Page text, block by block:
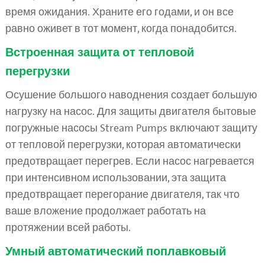
время ожидания. Храните его годами, и он все
равно оживет в тот момент, когда понадобится.
Встроенная защита от тепловой
перегрузки
Осушение большого наводнения создает большую
нагрузку на насос. Для защиты двигателя бытовые
погружные насосы Stream Pumps включают защиту
от тепловой перегрузки, которая автоматически
предотвращает перегрев. Если насос нагревается
при интенсивном использовании, эта защита
предотвращает перегорание двигателя, так что
ваше вложение продолжает работать на
протяжении всей работы.
Умный автоматический поплавковый